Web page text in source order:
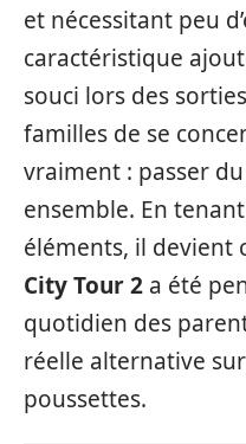
et nécessitant peu
caractéristique
souci lors des
familles de se
vraiment : passer
ensemble. En
éléments, il devient
City Tour 2 a été
quotidien des
réelle alternative
poussettes.